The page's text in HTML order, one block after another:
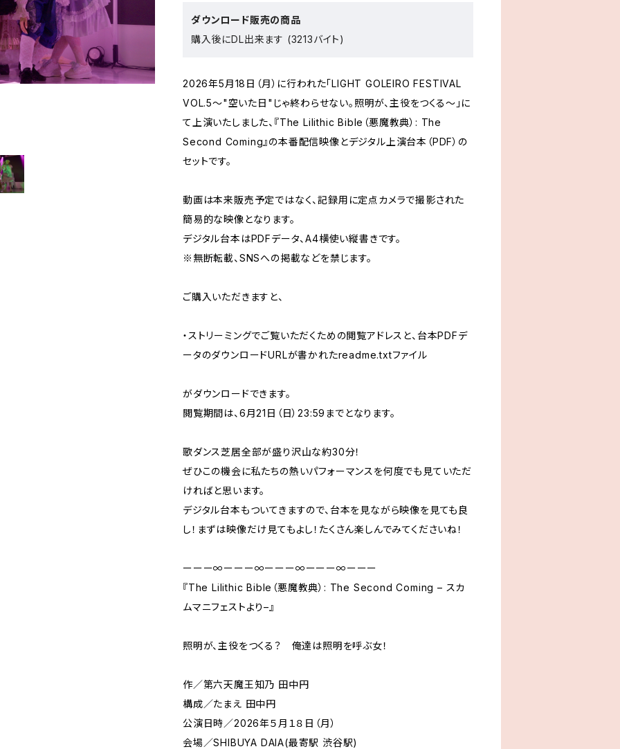
ダウンロード販売の商品
購入後にDL出来ます (3213バイト)
2026年5月18日（月）に行われた「LIGHT GOLEIRO FESTIVAL
VOL.5〜"空いた日"じゃ終わらせない。照明が、主役をつくる〜」に
て上演いたしました、『The Lilithic Bible（悪魔教典）: The
Second Coming』の本番配信映像とデジタル上演台本（PDF）の
セットです。
動画は本来販売予定ではなく、記録用に定点カメラで撮影された
簡易的な映像となります。
デジタル台本はPDFデータ、A4横使い縦書きです。
※無断転載、SNSへの掲載などを禁じます。
ご購入いただきますと、
・ストリーミングでご覧いただくための閲覧アドレスと、台本PDFデ
ータのダウンロードURLが書かれたreadme.txtファイル
がダウンロードできます。
閲覧期間は、6月21日（日）23:59までとなります。
歌ダンス芝居全部が盛り沢山な約30分！
ぜひこの機会に私たちの熱いパフォーマンスを何度でも見ていただ
ければと思います。
デジタル台本もついてきますので、台本を見ながら映像を見ても良
し！まずは映像だけ見てもよし！たくさん楽しんでみてくださいね！
ーーー∞ーーー∞ーーー∞ーーー∞ーーー
『The Lilithic Bible（悪魔教典）: The Second Coming – スカ
ムマニフェストより–』
照明が、主役をつくる？ 俺達は照明を呼ぶ女！
作／第六天魔王知乃 田中円
構成／たまえ 田中円
公演日時／2026年５月１８日（月）
会場／SHIBUYA DAIA(最寄駅 渋谷駅)